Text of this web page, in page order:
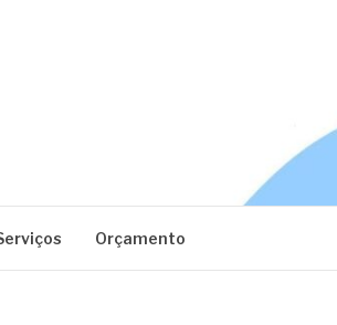
Orçamento